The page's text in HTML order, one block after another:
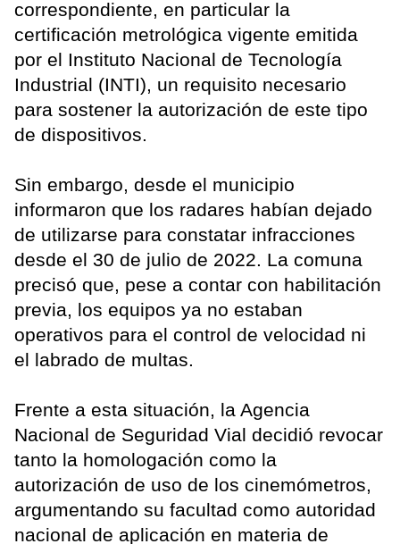
correspondiente, en particular la
certificación metrológica vigente emitida
por el Instituto Nacional de Tecnología
Industrial (INTI), un requisito necesario
para sostener la autorización de este tipo
de dispositivos.
Sin embargo, desde el municipio
informaron que los radares habían dejado
de utilizarse para constatar infracciones
desde el 30 de julio de 2022. La comuna
precisó que, pese a contar con habilitación
previa, los equipos ya no estaban
operativos para el control de velocidad ni
el labrado de multas.
Frente a esta situación, la Agencia
Nacional de Seguridad Vial decidió revocar
tanto la homologación como la
autorización de uso de los cinemómetros,
argumentando su facultad como autoridad
nacional de aplicación en materia de